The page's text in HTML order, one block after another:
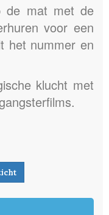
de mat met de
voor een
het nummer en
klucht met